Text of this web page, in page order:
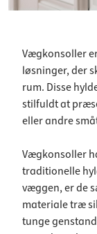
Vægkonsoller
løsninger, der
rum. Disse
stilfuldt at
eller andre
Vægkonsoller
traditionelle
væggen, er de
materiale træ
tunge